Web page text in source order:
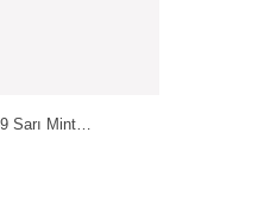
Daymod Lady Fity 15…